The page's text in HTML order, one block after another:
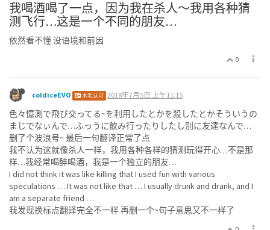
我喝酒喝了一点，因为我在杀人〜我用各种猜
测飞行…这是一个不同的朋友…
依然看不懂 没语境和前因
0
coldiceEVO 木毛认可 2018年7月5日 上午11:15
色々憶測で飛ぴ交ってる~を利用したとかを殺したとかそういうの
まじでなぃんで…ふっうに飲み行ったりしたし別に友達なんで…
删了个波浪号~ 最后一句翻译正常了点
我不认为这就像杀人一样，我用各种各样的猜测玩得开心…不是那
样…我经常喝醉喝酒，我是一个独立的朋友…
I did not think it was like killing that I used fun with various
speculations … It was not like that … I usually drunk and drank, and I
am a separate friend …
我发现换标点翻译完全不一样 再删一个~句子意思又不一样了